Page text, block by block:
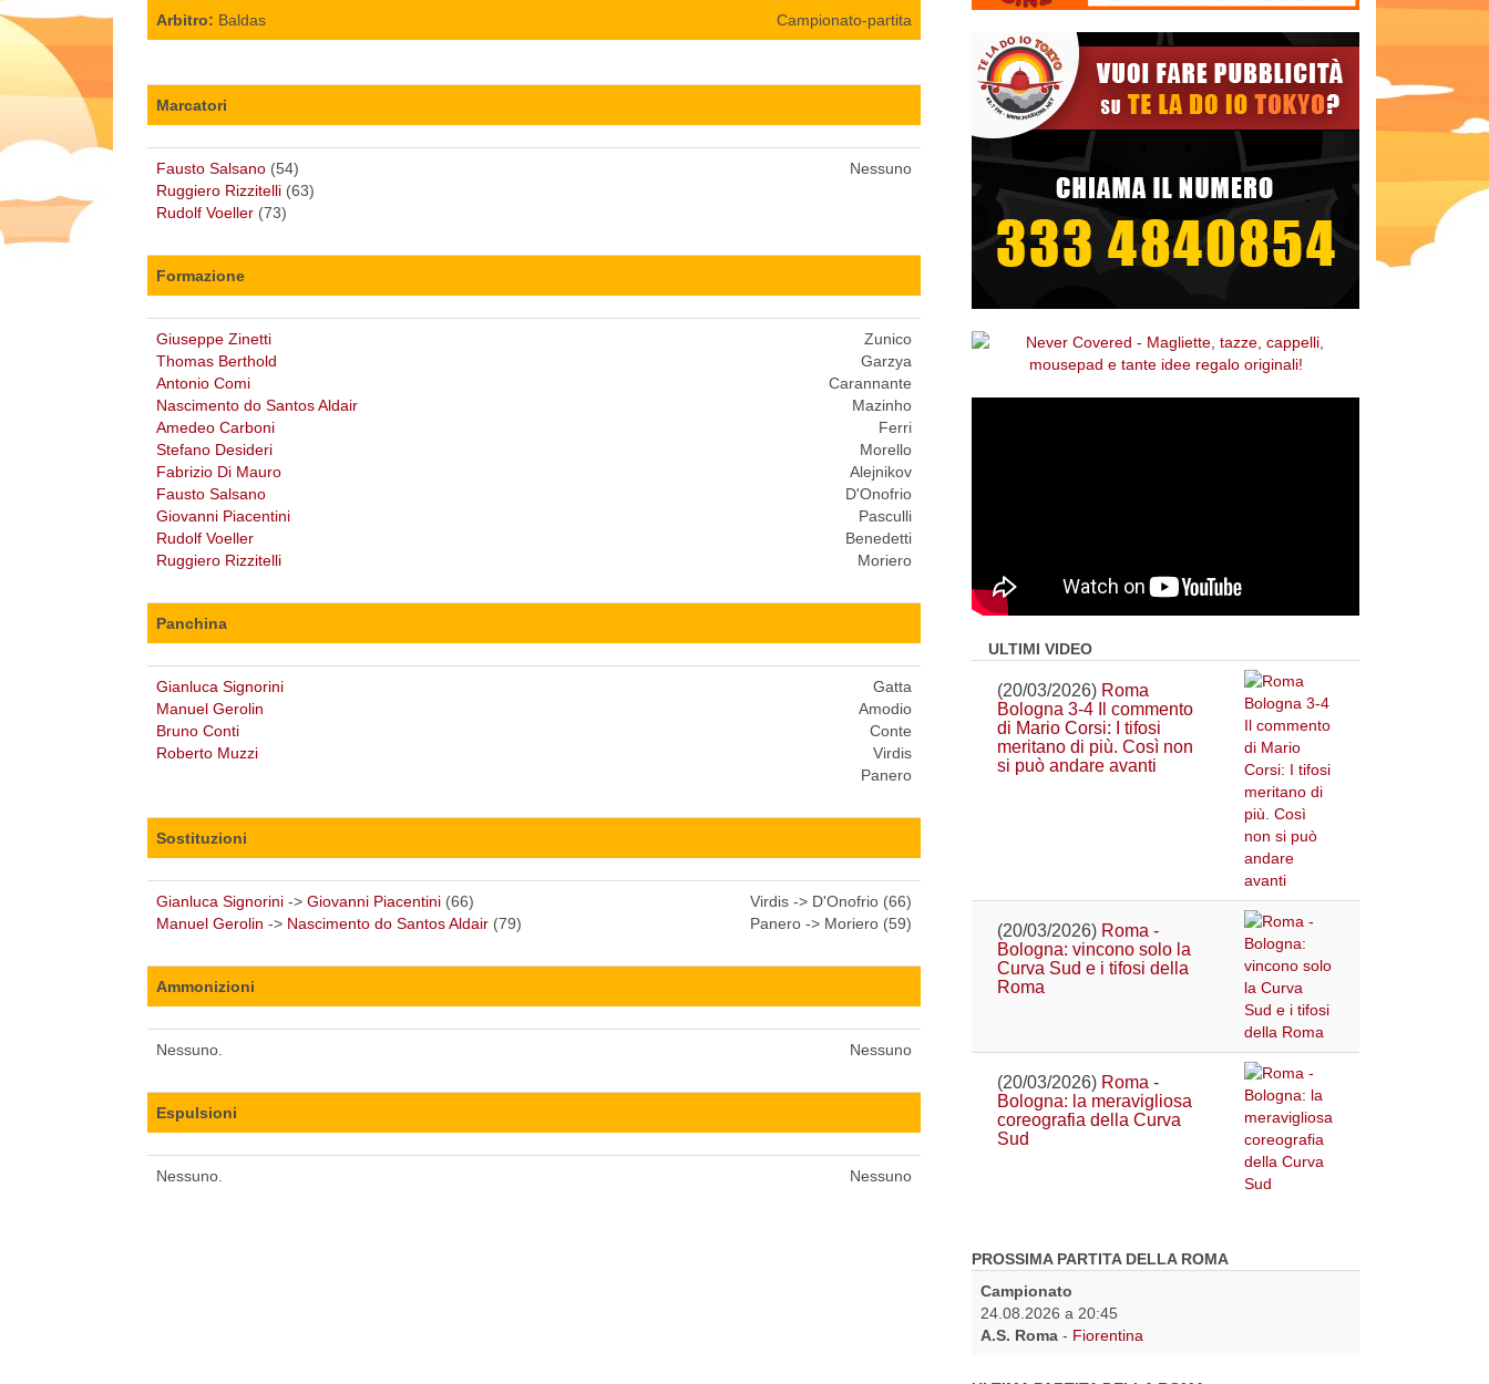
Arbitro: Baldas Campionato-partita
Marcatori
Fausto Salsano (54)
Ruggiero Rizzitelli (63)
Rudolf Voeller (73)
Nessuno
Formazione
Giuseppe Zinetti
Thomas Berthold
Antonio Comi
Nascimento do Santos Aldair
Amedeo Carboni
Stefano Desideri
Fabrizio Di Mauro
Fausto Salsano
Giovanni Piacentini
Rudolf Voeller
Ruggiero Rizzitelli
Zunico
Garzya
Carannante
Mazinho
Ferri
Morello
Alejnikov
D'Onofrio
Pasculli
Benedetti
Moriero
Panchina
Gianluca Signorini
Manuel Gerolin
Bruno Conti
Roberto Muzzi
Gatta
Amodio
Conte
Virdis
Panero
Sostituzioni
Gianluca Signorini -> Giovanni Piacentini (66)
Manuel Gerolin -> Nascimento do Santos Aldair (79)
Virdis -> D'Onofrio (66)
Panero -> Moriero (59)
Ammonizioni
Nessuno. Nessuno
Espulsioni
Nessuno. Nessuno
ULTIMI VIDEO
(20/03/2026) Roma
Bologna 3-4 Il commento
di Mario Corsi: I tifosi
meritano di più. Così non
si può andare avanti
(20/03/2026) Roma -
Bologna: vincono solo la
Curva Sud e i tifosi della
Roma
(20/03/2026) Roma -
Bologna: la meravigliosa
coreografia della Curva
Sud
PROSSIMA PARTITA DELLA ROMA
Campionato
24.08.2026 a 20:45
A.S. Roma - Fiorentina